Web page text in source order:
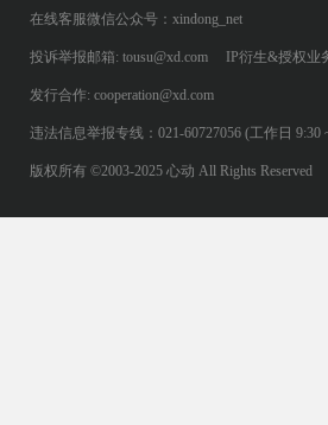
在线客服微信公众号：xindong_net
投诉举报邮箱: tousu@xd.com IP衍生&授权业
发行合作: cooperation@xd.com
违法信息举报专线：021-60727056 (工作日 9:30
版权所有 ©2003-2025 心动 All Rights Reserved